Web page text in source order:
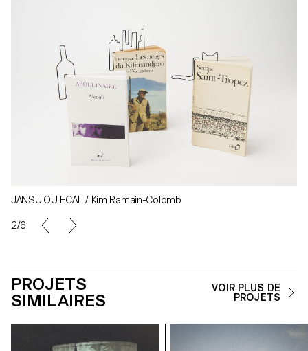
JANSUIOU ECAL / Kim Ramain-Colomb
2/6
PROJETS
SIMILAIRES
VOIR PLUS DE
PROJETS